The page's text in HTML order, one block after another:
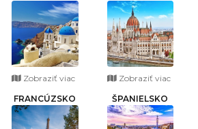
Zobraziť viac Zobraziť viac
FRANCÚZSKO ŠPANIELSKO